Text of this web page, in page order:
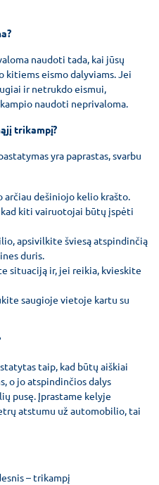
naudoti tada, kai jūsų
kitiems eismo dalyviams. Jei
ir netrukdo eismui,
naudoti neprivaloma.
trikampį?
yra paprastas, svarbu
arčiau dešiniojo kelio krašto.
kiti vairuotojai būtų įspėti
apsivilkite šviesą atspindinčią
duris.
situaciją ir, jei reikia, kvieskite
saugioje vietoje kartu su
taip, kad būtų aiškiai
o jo atspindinčios dalys
pusę. Įprastame kelyje
atstumu už automobilio, tai
– trikampį